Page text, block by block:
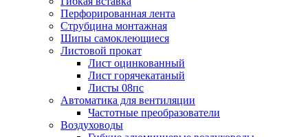
Перфорированная лента
Струбцина монтажная
Шипы самоклеющиеся
Листовой прокат
Лист оцинкованный
Лист горячекатаный
Листы 08пс
Автоматика для вентиляции
Частотные преобразователи
Воздуховоды